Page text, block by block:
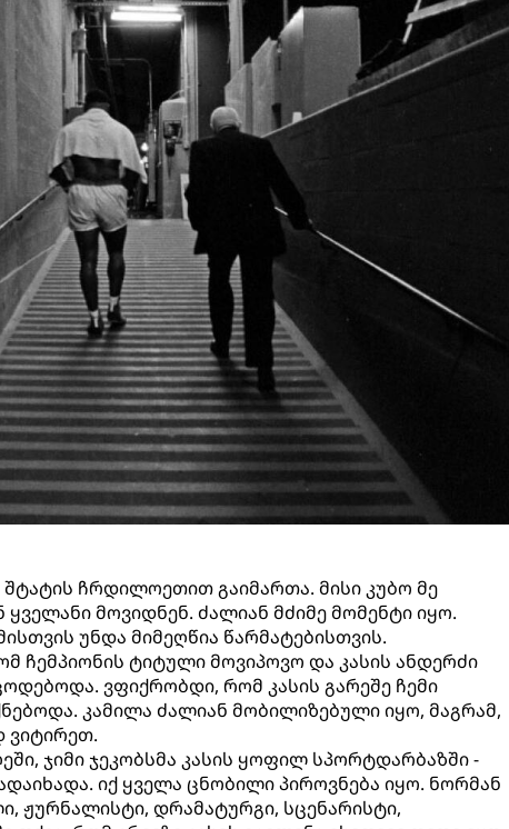
ჩრდილოეთით გაიმართა. მისი კუბო მე
მოვიდნენ. ძალიან მძიმე მომენტი იყო.
უნდა მიმეღწია წარმატებისთვის.
ჩემპიონის ტიტული მოვიპოვო და კასის ანდერძი
ვფიქრობდი, რომ კასის გარეშე ჩემი
კამილა ძალიან მობილიზებული იყო, მაგრამ,
ვიტირეთ.
ჯიმი ჯეკობსმა კასის ყოფილ სპორტდარბაზში -
იქ ყველა ცნობილი პიროვნება იყო. ნორმან
ჟურნალისტი, დრამატურგი, სცენარისტი,